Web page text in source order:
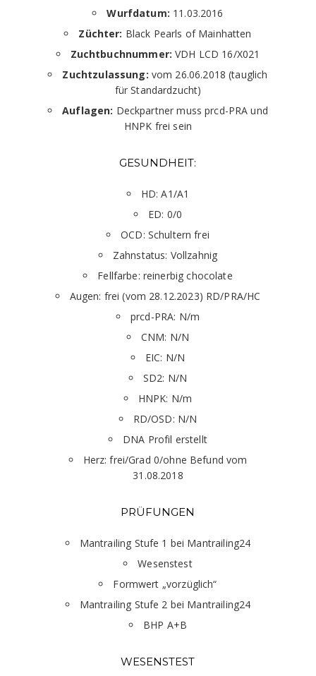
Wurfdatum: 11.03.2016
Züchter: Black Pearls of Mainhatten
Zuchtbuchnummer: VDH LCD 16/X021
Zuchtzulassung: vom 26.06.2018 (tauglich
für Standardzucht)
Auflagen: Deckpartner muss prcd-PRA und
HNPK frei sein
GESUNDHEIT:
HD: A1/A1
ED: 0/0
OCD: Schultern frei
Zahnstatus: Vollzahnig
Fellfarbe: reinerbig chocolate
Augen: frei (vom 28.12.2023) RD/PRA/HC
prcd-PRA: N/m
CNM: N/N
EIC: N/N
SD2: N/N
HNPK: N/m
RD/OSD: N/N
DNA Profil erstellt
Herz: frei/Grad 0/ohne Befund vom
31.08.2018
PRÜFUNGEN
Mantrailing Stufe 1 bei Mantrailing24
Wesenstest
Formwert „vorzüglich“
Mantrailing Stufe 2 bei Mantrailing24
BHP A+B
WESENSTEST